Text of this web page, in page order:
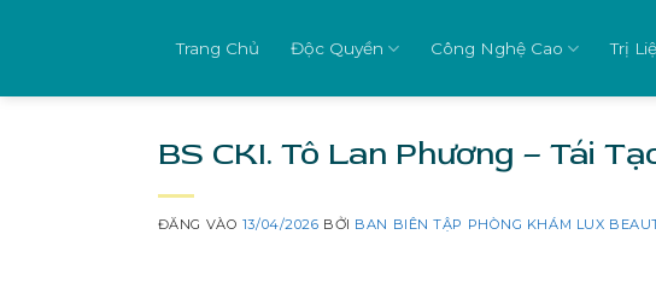
Trang Chủ Độc Quyền Công Nghệ Cao Trị
BS CKI. Tô Lan Phương – Tái
ĐĂNG VÀO 13/04/2026 BỞI BAN BIÊN TẬP PHÒNG KHÁM LUX